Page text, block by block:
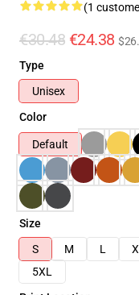
(1
€30.48 €24.38
Type
Unisex
Color
Default
Size
S
M L
5XL